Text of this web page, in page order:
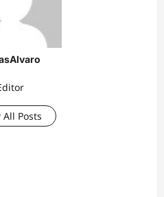
All Posts